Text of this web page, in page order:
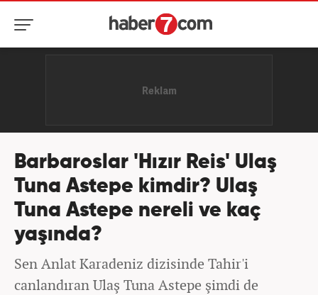
Barbaroslar 'Hızır Reis' Ulaş
Tuna Astepe kimdir? Ulaş
Tuna Astepe nereli ve kaç
yaşında?
Sen Anlat Karadeniz dizisinde Tahir'i
canlandıran Ulaş Tuna Astepe şimdi de